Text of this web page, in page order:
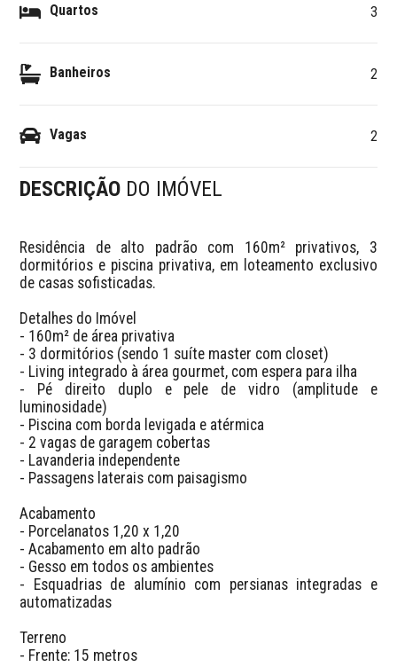
Quartos 3
Banheiros 2
Vagas 2
DESCRIÇÃO DO IMÓVEL
Residência de alto padrão com 160m² privativos, 3
dormitórios e piscina privativa, em loteamento exclusivo
de casas sofisticadas.
Detalhes do Imóvel
- 160m² de área privativa
- 3 dormitórios (sendo 1 suíte master com closet)
- Living integrado à área gourmet, com espera para ilha
- Pé direito duplo e pele de vidro (amplitude e
luminosidade)
- Piscina com borda levigada e atérmica
- 2 vagas de garagem cobertas
- Lavanderia independente
- Passagens laterais com paisagismo
Acabamento
- Porcelanatos 1,20 x 1,20
- Acabamento em alto padrão
- Gesso em todos os ambientes
- Esquadrias de alumínio com persianas integradas e
automatizadas
Terreno
- Frente: 15 metros